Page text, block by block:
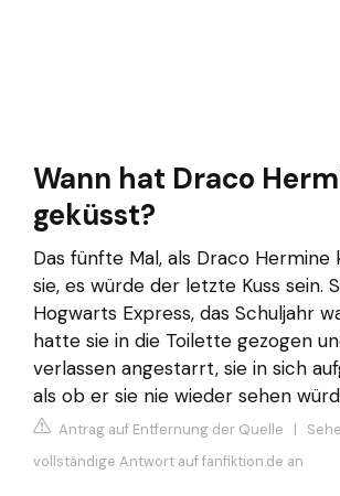
Wann hat Draco
geküsst?
Das fünfte Mal, als Draco Hermine
sie, es würde der letzte Kuss sein.
Hogwarts Express, das Schuljahr
hatte sie in die Toilette gezogen
verlassen angestarrt, sie in sich
als ob er sie nie wieder sehen
Antrag auf Entfernung der Quelle |
vollständige Antwort auf fanfiktion.de an